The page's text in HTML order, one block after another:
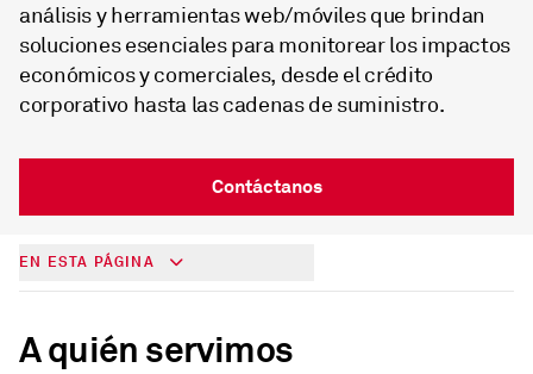
análisis y herramientas web/móviles que brindan
soluciones esenciales para monitorear los impactos
económicos y comerciales, desde el crédito
corporativo hasta las cadenas de suministro.
Contáctanos
EN ESTA PÁGINA
A quién servimos